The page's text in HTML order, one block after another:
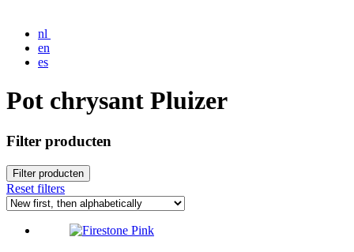
nl
en
es
Pot chrysant Pluizer
Filter producten
Filter producten
Reset filters